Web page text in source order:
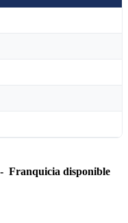
Franquicia disponible